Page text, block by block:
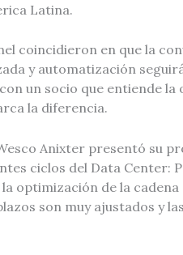
Latina.
coincidieron en que la
y automatización
un socio que entiende
la diferencia.
Anixter presentó su
ciclos del Data Center:
optimización de la
son muy ajustados y